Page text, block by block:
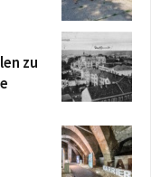
zu